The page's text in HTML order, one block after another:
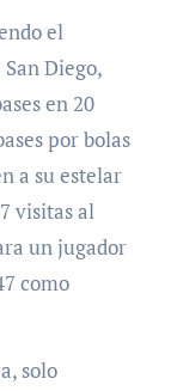
el
Diego,
en 20
por bolas
a su estelar
visitas al
un jugador
como
solo